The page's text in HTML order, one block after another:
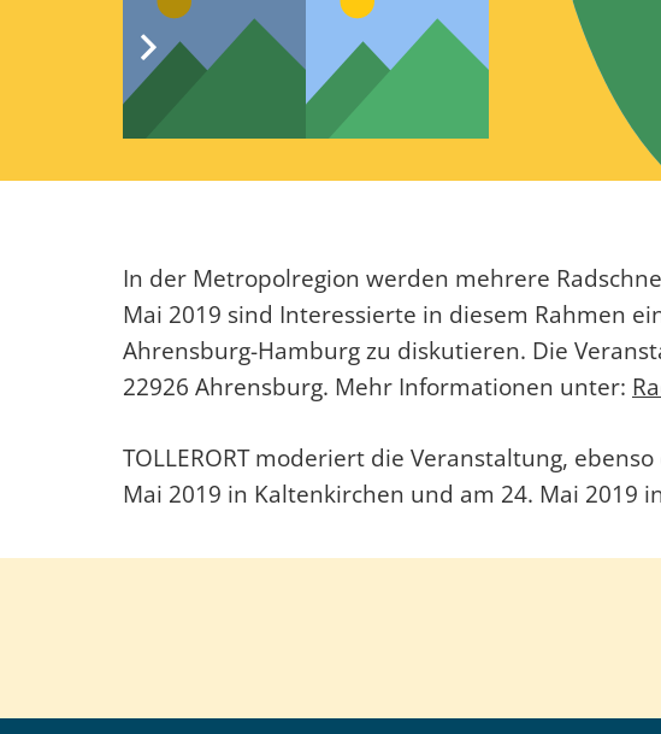
In der Metropolregion werden mehrere
Mai 2019 sind Interessierte in diesem Rahmen
Ahrensburg-Hamburg zu diskutieren. Die
22926 Ahrensburg. Mehr Informationen unter:
TOLLERORT moderiert die Veranstaltung,
Mai 2019 in Kaltenkirchen und am 24. Mai 2019